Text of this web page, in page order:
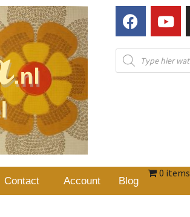
Contact Account Blog
0 items